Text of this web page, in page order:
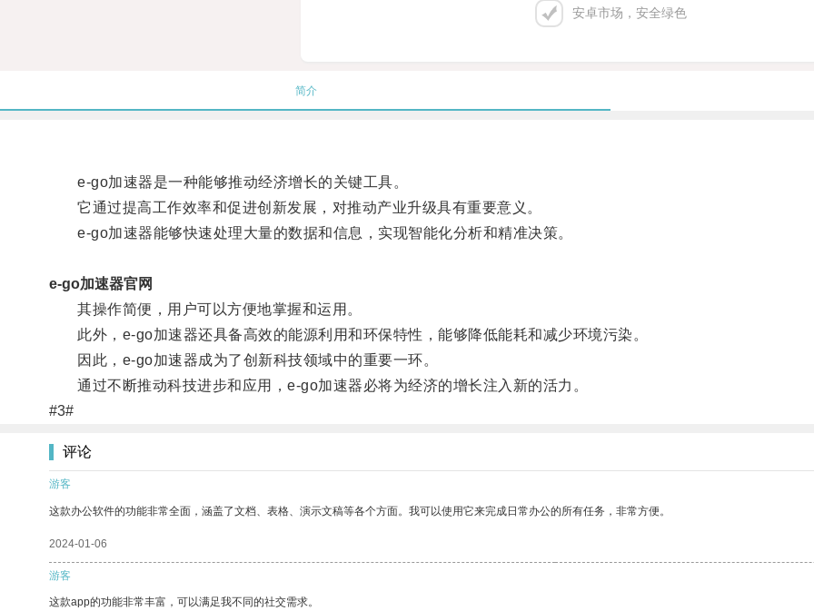
安卓市场，安全绿色
简介
e-go加速器是一种能够推动经济增长的关键工具。
它通过提高工作效率和促进创新发展，对推动产业升级具有重要意义。
e-go加速器能够快速处理大量的数据和信息，实现智能化分析和精准决策。
e-go加速器官网
其操作简便，用户可以方便地掌握和运用。
此外，e-go加速器还具备高效的能源利用和环保特性，能够降低能耗和减少环境污染。
因此，e-go加速器成为了创新科技领域中的重要一环。
通过不断推动科技进步和应用，e-go加速器必将为经济的增长注入新的活力。
#3#
评论
游客
这款办公软件的功能非常全面，涵盖了文档、表格、演示文稿等各个方面。我可以使用它来完成日常办公的所有任务，非常方便。
2024-01-06
游客
这款app的功能非常丰富，可以满足我不同的社交需求。